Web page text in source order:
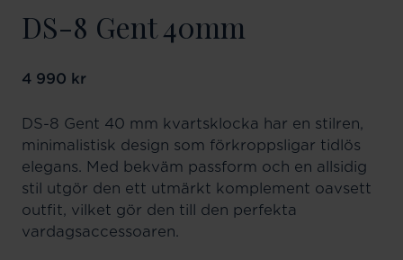
DS-8 Gent 40mm
Pris:4 990 kr
4 990 kr
DS-8 Gent 40 mm kvartsklocka har en stilren,
minimalistisk design som förkroppsligar tidlös
elegans. Med bekväm passform och en allsidig
stil utgör den ett utmärkt komplement oavsett
outfit, vilket gör den till den perfekta
vardagsaccessoaren.